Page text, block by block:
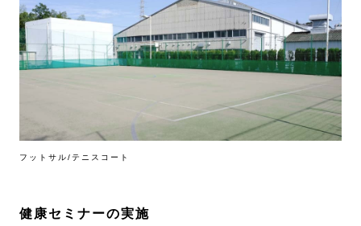
フットサル/テニスコート
健康セミナーの実施